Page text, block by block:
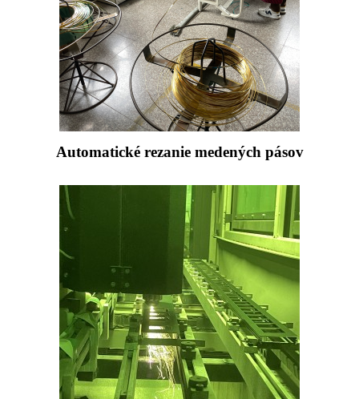
Automatické rezanie medených pásov